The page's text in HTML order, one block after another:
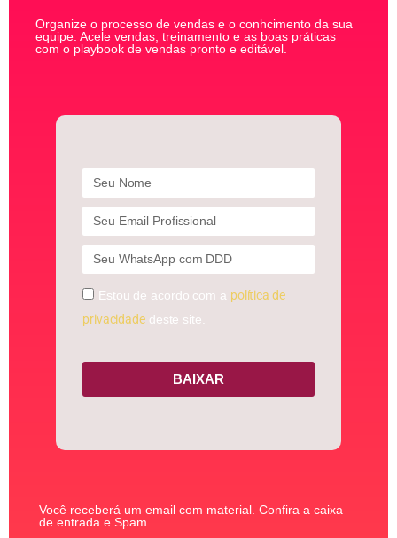
Organize o processo de vendas e o conhcimento da sua
equipe. Acele vendas, treinamento e as boas práticas
com o playbook de vendas pronto e editável.
Estou de acordo com a política de
privacidadedeste site.
BAIXAR
Você receberá um email com material. Confira a caixa
de entrada e Spam.